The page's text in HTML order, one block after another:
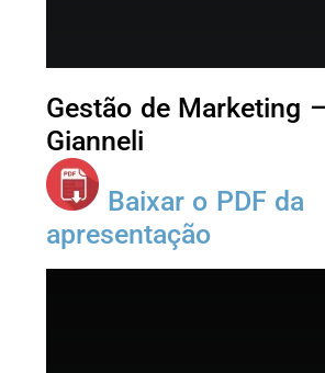
Gestão de Marketing
Gianneli
Baixar o PDF da
apresentação